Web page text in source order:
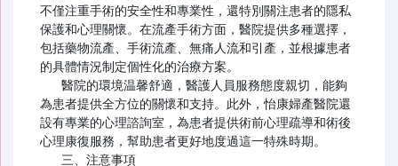
不僅注重手術的安全性和專業性，還特別關注患者的隱私
保護和心理關懷。在流產手術方面，醫院提供多種選擇，
包括藥物流產、手術流產、無痛人流和引產，並根據患者
的具體情況制定個性化的治療方案。
為患者提供全方位的關懷和支持。此外，怡康婦產醫院還
設有專業的心理諮詢室，為患者提供術前心理疏導和術後
心理康復服務，幫助患者更好地度過這一特殊時期。